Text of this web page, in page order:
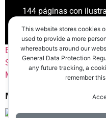
144 páginas con
2023
Elizabeth Bishop, Ezra
Stein, John Ashbery,
Moore
Reseñas W. H.
Notas relacionadas
This website stores cookies
used to provide a more
whereabouts around our
General Data Protection
any future tracking, a
remember